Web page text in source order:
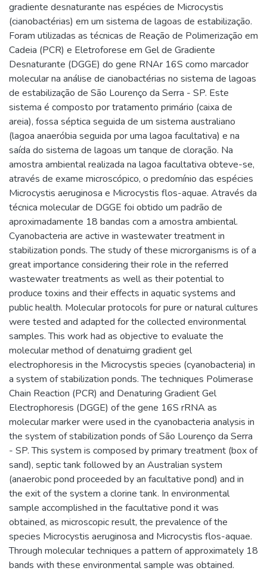
gradiente desnaturante nas espécies de Microcystis
(cianobactérias) em um sistema de lagoas de estabilização.
Foram utilizadas as técnicas de Reação de Polimerização em
Cadeia (PCR) e Eletroforese em Gel de Gradiente
Desnaturante (DGGE) do gene RNAr 16S como marcador
molecular na análise de cianobactérias no sistema de lagoas
de estabilização de São Lourenço da Serra - SP. Este
sistema é composto por tratamento primário (caixa de
areia), fossa séptica seguida de um sistema australiano
(lagoa anaeróbia seguida por uma lagoa facultativa) e na
saída do sistema de lagoas um tanque de cloração. Na
amostra ambiental realizada na lagoa facultativa obteve-se,
através de exame microscópico, o predomínio das espécies
Microcystis aeruginosa e Microcystis flos-aquae. Através da
técnica molecular de DGGE foi obtido um padrão de
aproximadamente 18 bandas com a amostra ambiental.
Cyanobacteria are active in wastewater treatment in
stabilization ponds. The study of these microrganisms is of a
great importance considering their role in the referred
wastewater treatments as well as their potential to
produce toxins and their effects in aquatic systems and
public health. Molecular protocols for pure or natural cultures
were tested and adapted for the collected environmental
samples. This work had as objective to evaluate the
molecular method of denatuirng gradient gel
electrophoresis in the Microcystis species (cyanobacteria) in
a system of stabilization ponds. The techniques Polimerase
Chain Reaction (PCR) and Denaturing Gradient Gel
Electrophoresis (DGGE) of the gene 16S rRNA as
molecular marker were used in the cyanobacteria analysis in
the system of stabilization ponds of São Lourenço da Serra
- SP. This system is composed by primary treatment (box of
sand), septic tank followed by an Australian system
(anaerobic pond proceeded by an facultative pond) and in
the exit of the system a clorine tank. In environmental
sample accomplished in the facultative pond it was
obtained, as microscopic result, the prevalence of the
species Microcystis aeruginosa and Microcystis flos-aquae.
Through molecular techniques a pattern of approximately 18
bands with these environmental sample was obtained.